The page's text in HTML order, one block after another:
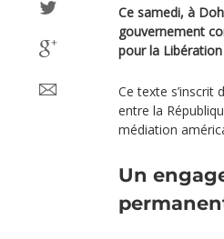
Ce samedi, à
gouvernement
pour la
Ce texte s’inscrit
entre la
médiation
Un